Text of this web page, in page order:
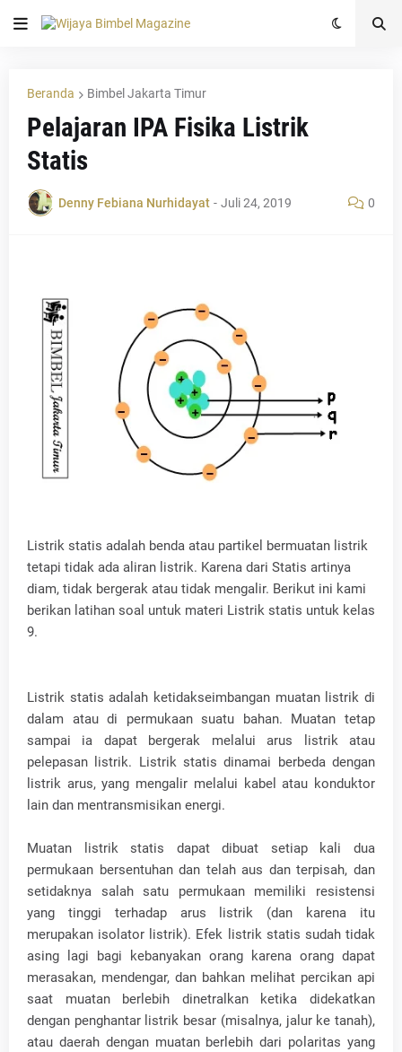
Beranda Bimbel Jakarta Timur
Pelajaran IPA Fisika Listrik
Statis
Denny Febiana Nurhidayat - Juli 24, 2019 0
Listrik statis adalah benda atau partikel bermuatan listrik
tetapi tidak ada aliran listrik. Karena dari Statis artinya
diam, tidak bergerak atau tidak mengalir. Berikut ini kami
berikan latihan soal untuk materi Listrik statis untuk kelas
9.
Listrik statis adalah ketidakseimbangan muatan listrik di
dalam atau di permukaan suatu bahan. Muatan tetap
sampai ia dapat bergerak melalui arus listrik atau
pelepasan listrik. Listrik statis dinamai berbeda dengan
listrik arus, yang mengalir melalui kabel atau konduktor
lain dan mentransmisikan energi.
Muatan listrik statis dapat dibuat setiap kali dua
permukaan bersentuhan dan telah aus dan terpisah, dan
setidaknya salah satu permukaan memiliki resistensi
yang tinggi terhadap arus listrik (dan karena itu
merupakan isolator listrik). Efek listrik statis sudah tidak
asing lagi bagi kebanyakan orang karena orang dapat
merasakan, mendengar, dan bahkan melihat percikan api
saat muatan berlebih dinetralkan ketika didekatkan
dengan penghantar listrik besar (misalnya, jalur ke tanah),
atau daerah dengan muatan berlebih dari polaritas yang